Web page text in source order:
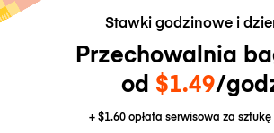
Stawki godzinowe i
Przechowalnia
od $1.49/
+$1.60opłata serwisowa za